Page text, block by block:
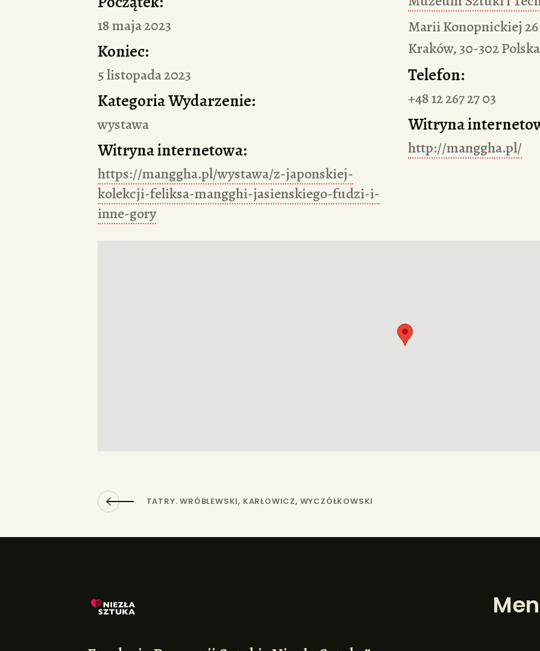
18 maja 2023
Koniec:
5 listopada 2023
Kategoria Wydarzenie:
wystawa
Witryna internetowa:
https://manggha.pl/wystawa/z-japonskiej-
kolekcji-feliksa-mangghi-jasienskiego-fudzi-i-
inne-gory
Marii Konopnickiej 26
Kraków,30-302Polska
Telefon:
+48 12 267 27 03
Witryna
http://manggha.pl/
TATRY. WRÓBLEWSKI, KARŁOWICZ, WYCZÓŁKOWSKI